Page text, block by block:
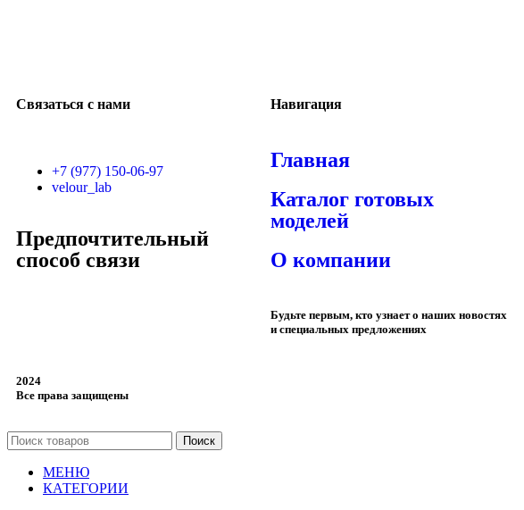
Связаться с нами
+7 (977) 150-06-97
velour_lab
Предпочтительный
способ связи
2024
Все права защищены
Навигация
Главная
Каталог готовых
моделей
О компании
Будьте первым, кто узнает о наших новостях
и специальных предложениях
Поиск
МЕНЮ
КАТЕГОРИИ